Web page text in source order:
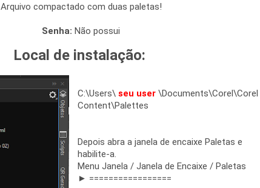
Arquivo compactado com duas paletas!
Senha: Não possui
Local de instalação:
C:\Users\ seu user \Documents\Corel\Corel
Content\Palettes
Depois abra a janela de encaixe Paletas e
habilite-a.
Menu Janela / Janela de Encaixe / Paletas
► =================